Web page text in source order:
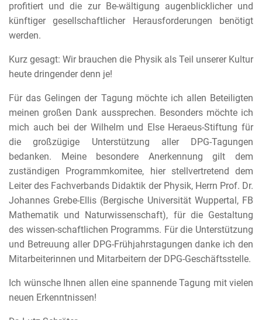
profitiert und die zur Be-wältigung augenblicklicher und
künftiger gesellschaftlicher Herausforderungen benötigt
werden.
Kurz gesagt: Wir brauchen die Physik als Teil unserer Kultur
heute dringender denn je!
Für das Gelingen der Tagung möchte ich allen Beteiligten
meinen großen Dank aussprechen. Besonders möchte ich
mich auch bei der Wilhelm und Else Heraeus-Stiftung für
die großzügige Unterstützung aller DPG-Tagungen
bedanken. Meine besondere Anerkennung gilt dem
zuständigen Programmkomitee, hier stellvertretend dem
Leiter des Fachverbands Didaktik der Physik, Herrn Prof. Dr.
Johannes Grebe-Ellis (Bergische Universität Wuppertal, FB
Mathematik und Naturwissenschaft), für die Gestaltung
des wissen-schaftlichen Programms. Für die Unterstützung
und Betreuung aller DPG-Frühjahrstagungen danke ich den
Mitarbeiterinnen und Mitarbeitern der DPG-Geschäftsstelle.
Ich wünsche Ihnen allen eine spannende Tagung mit vielen
neuen Erkenntnissen!